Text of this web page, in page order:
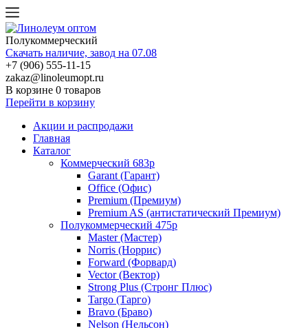
Полукоммерческий
Скачать наличие, завод на 07.08
+7 (906) 555-11-15
zakaz@linoleumopt.ru
В корзине 0 товаров
Перейти в корзину
Акции и распродажи
Главная
Каталог
Коммерческий 683р
Garant (Гарант)
Office (Офис)
Premium (Премиум)
Premium AS (антистатический Премиум)
Полукоммерческий 475р
Master (Мастер)
Norris (Норрис)
Forward (Форвард)
Vector (Вектор)
Strong Plus (Стронг Плюс)
Targo (Тарго)
Bravo (Браво)
Nelson (Нельсон)